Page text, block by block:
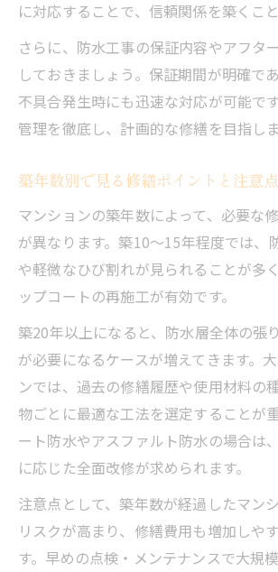
に対応することで、信頼関係を築くこと
さらに、防水工事の保証内容やアフタ
しておきましょう。保証期間が明確で
不具合発生時にも迅速な対応が可能で
管理を徹底し、計画的な修繕を目指しま
築年数別で見る修繕ポイントと注意点
マンションの築年数によって、必要な
が異なります。築10～15年程度では、
や軽微なひび割れが見られることが多
ップコートの再施工が有効です。
築20年以上になると、防水層全体の張
が必要になるケースが増えてきます。
ンでは、過去の修繕履歴や使用材料の
物ごとに最適な工法を選定することが
ート防水やアスファルト防水の場合は
に応じた全面改修が求められます。
注意点として、築年数が経過したマン
リスクが高まり、修繕費用も増加しや
す。早めの点検・メンテナンスで大規